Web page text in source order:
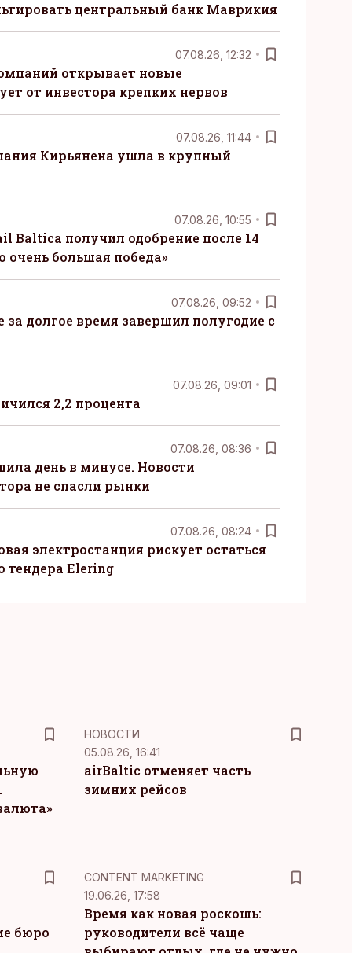
центральный банк Маврикия
07.08.26, 12:32
открывает новые
от инвестора крепких нервов
07.08.26, 11:44
Кирьянена ушла в крупный
07.08.26, 10:55
Baltica получил одобрение после 14
очень большая победа»
07.08.26, 09:52
долгое время завершил полугодие с
07.08.26, 09:01
2,2 процента
07.08.26, 08:36
день в минусе. Новости
не спасли рынки
07.08.26, 08:24
электростанция рискует остаться
тендера Elering
НОВОСТИ
05.08.26, 16:41
airBaltic отменяет часть
зимних рейсов
бюро
KM
CONTENT MARKETING
19.06.26, 17:58
Время как новая роскошь:
руководители всё чаще